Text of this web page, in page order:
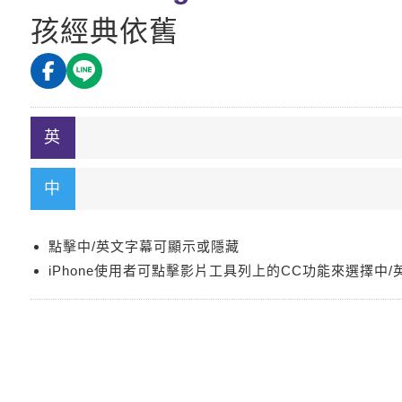
孩經典依舊
點擊中/英文字幕可顯示或隱藏
iPhone使用者可點擊影片工具列上的CC功能來選擇中/